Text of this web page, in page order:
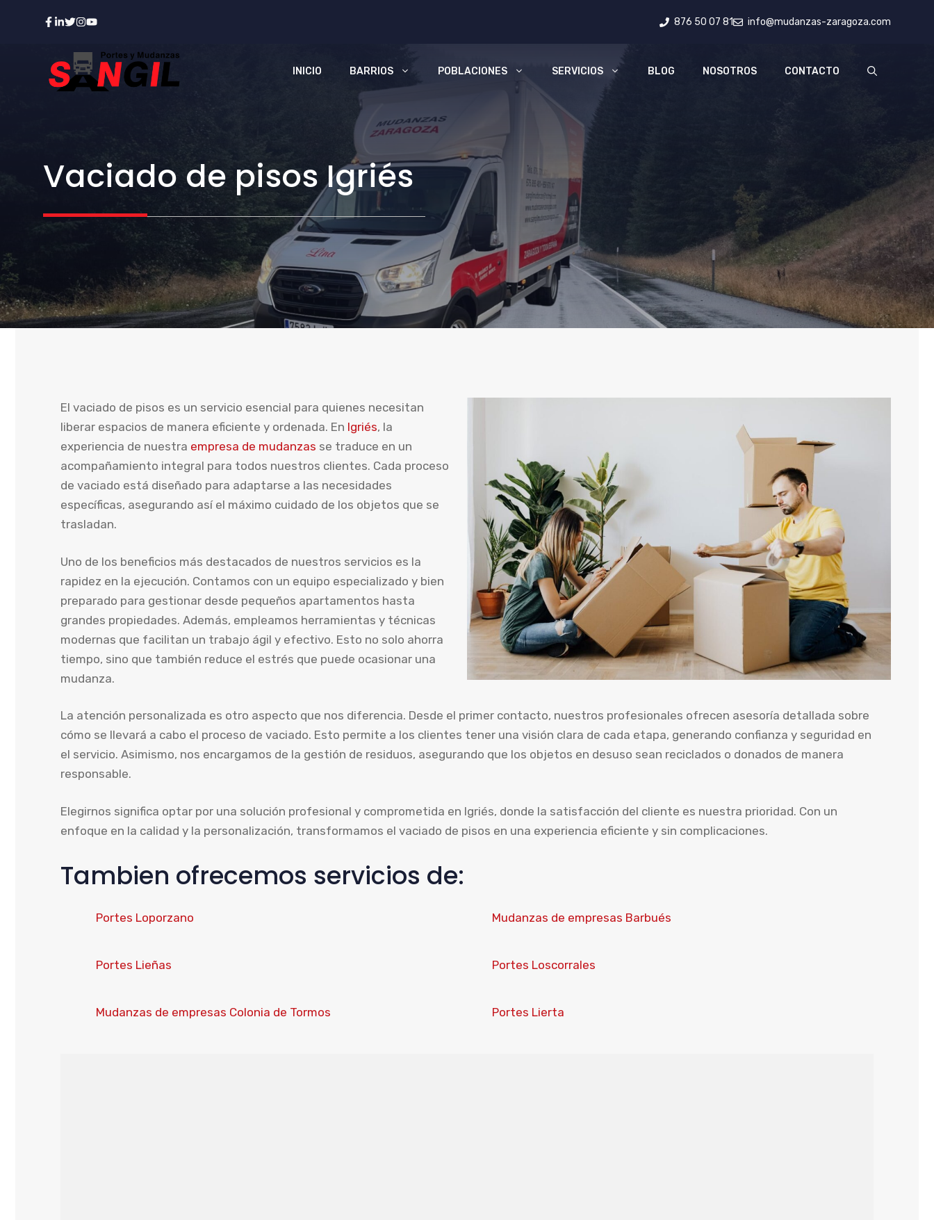
876 50 07 81 info@mudanzas-zaragoza.com
INICIO BARRIOS POBLACIONES SERVICIOS BLOG NOSOTROS CONTACTO
Vaciado de pisos Igriés
El vaciado de pisos es un servicio esencial para quienes necesitan
liberar espacios de manera eficiente y ordenada. En Igriés, la
experiencia de nuestra empresa de mudanzas se traduce en un
acompañamiento integral para todos nuestros clientes. Cada proceso
de vaciado está diseñado para adaptarse a las necesidades
específicas, asegurando así el máximo cuidado de los objetos que se
trasladan.
Uno de los beneficios más destacados de nuestros servicios es la
rapidez en la ejecución. Contamos con un equipo especializado y bien
preparado para gestionar desde pequeños apartamentos hasta
grandes propiedades. Además, empleamos herramientas y técnicas
modernas que facilitan un trabajo ágil y efectivo. Esto no solo ahorra
tiempo, sino que también reduce el estrés que puede ocasionar una
mudanza.
La atención personalizada es otro aspecto que nos diferencia. Desde el primer contacto, nuestros profesionales ofrecen asesoría detallada sobre
cómo se llevará a cabo el proceso de vaciado. Esto permite a los clientes tener una visión clara de cada etapa, generando confianza y seguridad en
el servicio. Asimismo, nos encargamos de la gestión de residuos, asegurando que los objetos en desuso sean reciclados o donados de manera
responsable.
Elegirnos significa optar por una solución profesional y comprometida en Igriés, donde la satisfacción del cliente es nuestra prioridad. Con un
enfoque en la calidad y la personalización, transformamos el vaciado de pisos en una experiencia eficiente y sin complicaciones.
Tambien ofrecemos servicios de:
Portes Loporzano Mudanzas de empresas Barbués
Portes Lieñas Portes Loscorrales
Mudanzas de empresas Colonia de Tormos Portes Lierta